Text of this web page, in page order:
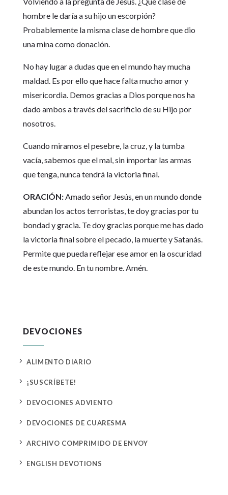
hombre le daría a su hijo un escorpión?
Probablemente la misma clase de hombre que dio
una mina como donación.
No hay lugar a dudas que en el mundo hay mucha
maldad. Es por ello que hace falta mucho amor y
misericordia. Demos gracias a Dios porque nos ha
dado ambos a través del sacrificio de su Hijo por
nosotros.
Cuando miramos el pesebre, la cruz, y la tumba
vacía, sabemos que el mal, sin importar las armas
que tenga, nunca tendrá la victoria final.
ORACIÓN:Amado señor Jesús, en un mundo donde
abundan los actos terroristas, te doy gracias por tu
bondad y gracia. Te doy gracias porque me has dado
la victoria final sobre el pecado, la muerte y Satanás.
Permite que pueda reflejar ese amor en la oscuridad
de este mundo. En tu nombre. Amén.
DEVOCIONES
5 ALIMENTO DIARIO
5 ¡SUSCRÍBETE!
5 DEVOCIONES ADVIENTO
5 DEVOCIONES DE CUARESMA
5 ARCHIVO COMPRIMIDO DE ENVOY
5 ENGLISH DEVOTIONS